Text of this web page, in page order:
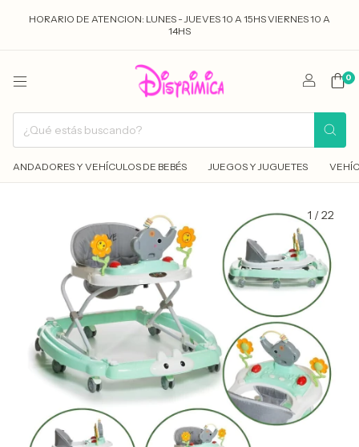
HORARIO DE ATENCION: LUNES - JUEVES 10 A 15HS VIERNES 10 A
14HS
0
ANDADORES Y VEHÍCULOS DE BEBÉS JUEGOS Y JUGUETES
1 /22